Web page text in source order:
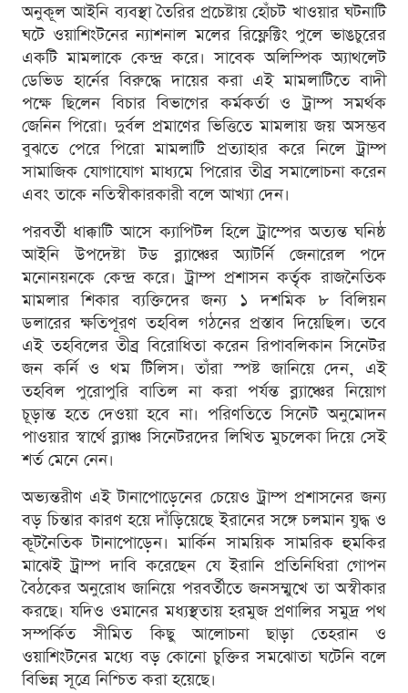
অনুকূল আইনি ব্যবস্থা তৈরির প্রচেষ্টায় হোঁচট খাওয়ার ঘটনাটি
ঘটে ওয়াশিংটনের ন্যাশনাল মলের রিফ্লেক্টিং পুলে ভাঙচুরের
একটি মামলাকে কেন্দ্র করে। সাবেক অলিম্পিক অ্যাথলেট
ডেভিড হার্নের বিরুদ্ধে দায়ের করা এই মামলাটিতে বাদী
পক্ষে ছিলেন বিচার বিভাগের কর্মকর্তা ও ট্রাম্প সমর্থক
জেনিন পিরো। দুর্বল প্রমাণের ভিত্তিতে মামলায় জয় অসম্ভব
বুঝতে পেরে পিরো মামলাটি প্রত্যাহার করে নিলে ট্রাম্প
সামাজিক যোগাযোগ মাধ্যমে পিরোর তীব্র সমালোচনা করেন
এবং তাকে নতিস্বীকারকারী বলে আখ্যা দেন।
পরবর্তী ধাক্কাটি আসে ক্যাপিটল হিলে ট্রাম্পের অত্যন্ত ঘনিষ্ঠ
আইনি উপদেষ্টা টড ব্ল্যাঞ্চের অ্যাটর্নি জেনারেল পদে
মনোনয়নকে কেন্দ্র করে। ট্রাম্প প্রশাসন কর্তৃক রাজনৈতিক
মামলার শিকার ব্যক্তিদের জন্য ১ দশমিক ৮ বিলিয়ন
ডলারের ক্ষতিপূরণ তহবিল গঠনের প্রস্তাব দিয়েছিল। তবে
এই তহবিলের তীব্র বিরোধিতা করেন রিপাবলিকান সিনেটর
জন কর্নি ও থম টিলিস। তাঁরা স্পষ্ট জানিয়ে দেন, এই
তহবিল পুরোপুরি বাতিল না করা পর্যন্ত ব্ল্যাঞ্চের নিয়োগ
চূড়ান্ত হতে দেওয়া হবে না। পরিণতিতে সিনেট অনুমোদন
পাওয়ার স্বার্থে ব্ল্যাঞ্চ সিনেটরদের লিখিত মুচলেকা দিয়ে সেই
শর্ত মেনে নেন।
অভ্যন্তরীণ এই টানাপোড়েনের চেয়েও ট্রাম্প প্রশাসনের জন্য
বড় চিন্তার কারণ হয়ে দাঁড়িয়েছে ইরানের সঙ্গে চলমান যুদ্ধ ও
কূটনৈতিক টানাপোড়েন। মার্কিন সাময়িক সামরিক হুমকির
মাঝেই ট্রাম্প দাবি করেছেন যে ইরানি প্রতিনিধিরা গোপন
বৈঠকের অনুরোধ জানিয়ে পরবর্তীতে জনসম্মুখে তা অস্বীকার
করছে। যদিও ওমানের মধ্যস্থতায় হরমুজ প্রণালির সমুদ্র পথ
সম্পর্কিত সীমিত কিছু আলোচনা ছাড়া তেহরান ও
ওয়াশিংটনের মধ্যে বড় কোনো চুক্তির সমঝোতা ঘটেনি বলে
বিভিন্ন সূত্রে নিশ্চিত করা হয়েছে।